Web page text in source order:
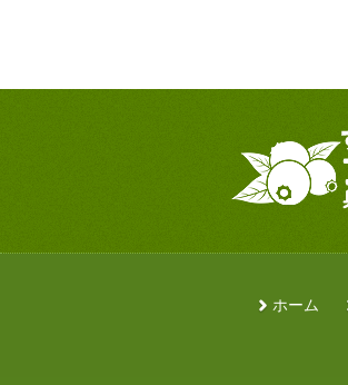
ホーム